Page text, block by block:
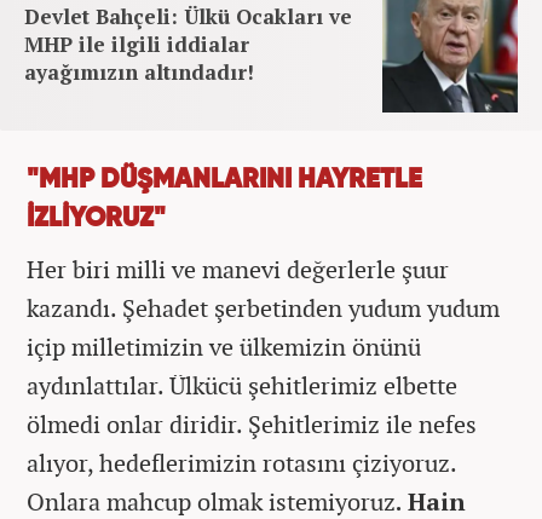
Devlet Bahçeli: Ülkü Ocakları ve
MHP ile ilgili iddialar
ayağımızın altındadır!
"MHP DÜŞMANLARINI HAYRETLE
İZLİYORUZ"
Her biri milli ve manevi değerlerle şuur
kazandı. Şehadet şerbetinden yudum yudum
içip milletimizin ve ülkemizin önünü
aydınlattılar. Ülkücü şehitlerimiz elbette
ölmedi onlar diridir. Şehitlerimiz ile nefes
alıyor, hedeflerimizin rotasını çiziyoruz.
Onlara mahcup olmak istemiyoruz. Hain